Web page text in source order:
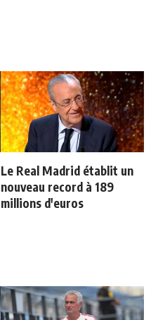
Le Real Madrid établit un
nouveau record à 189
millions d'euros